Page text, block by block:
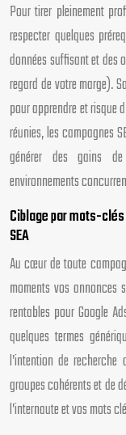
Pour tirer pleinement
respecter quelques
données suffisant et des
regard de votre marge).
pour apprendre et risque
réunies, les campagnes
générer des gains
environnements
Ciblage par mots-
SEA
Au cœur de toute
moments vos annonces
rentables pour Google
quelques termes
l’intention de
groupes cohérents et de
l’internaute et vos mots